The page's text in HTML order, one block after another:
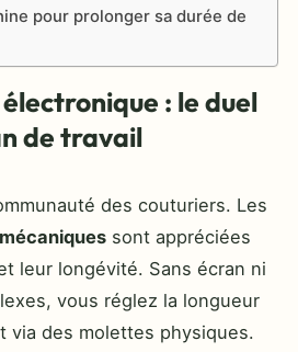
pour prolonger sa durée de
: le duel
de travail
des couturiers. Les
sont appréciées
leur longévité. Sans écran ni
vous réglez la longueur
via des molettes physiques.